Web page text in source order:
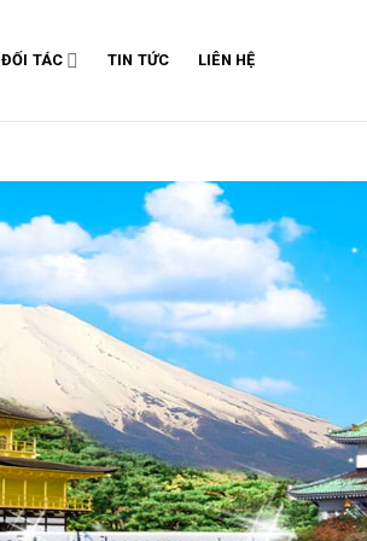
ĐỐI TÁC TIN TỨC LIÊN HỆ